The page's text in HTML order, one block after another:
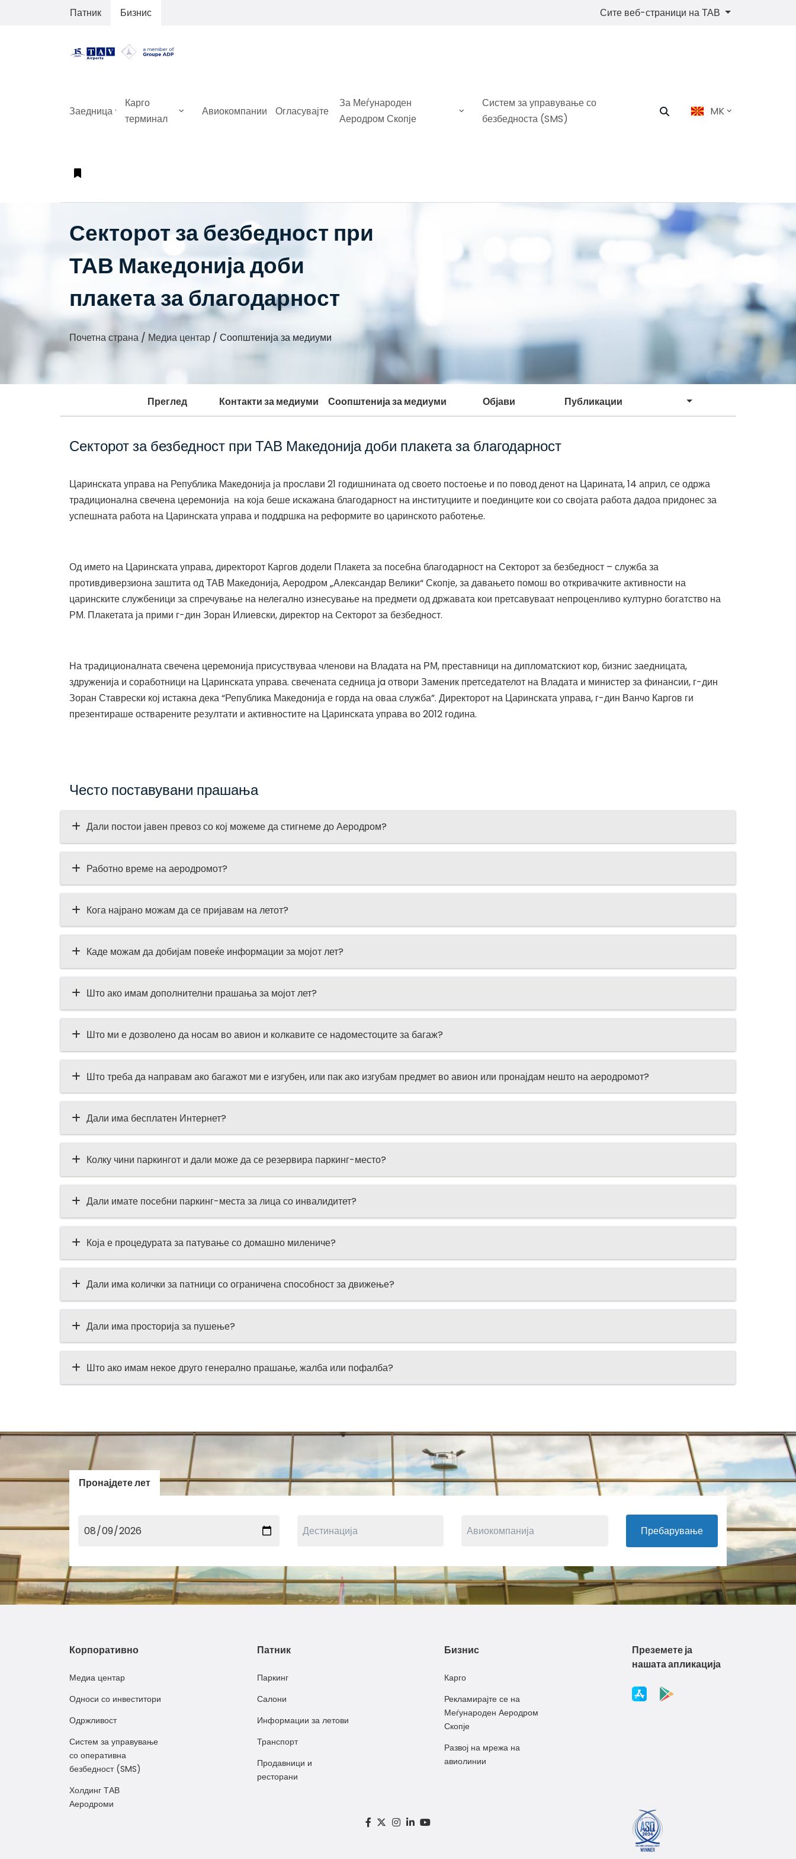
Патник Бизнис Сите веб-страници на ТАВ
Заедница
Карго
терминал
Авиокомпании Огласувајте
За Меѓународен
Аеродром Скопје
Систем за управување со
безбедноста (SMS)
MK
Секторот за безбедност при
ТАВ Македонија доби
плакета за благодарност
Почетна страна / Медиа центар / Соопштенија за медиуми
Преглед Контакти за медиуми Соопштенија за медиуми Објави Публикации
Секторот за безбедност при ТАВ Македонија доби плакета за благодарност
Царинската управа на Република Македонија ја прослави 21 годишнината од своето постоење и по повод денот на Царината, 14 април, се одржа
традиционална свечена церемонија на која беше искажана благодарност на институциите и поединците кои со својата работа дадоа придонес за
успешната работа на Царинската управа и поддршка на реформите во царинското работење.
Од името на Царинската управа, директорот Каргов додели Плакета за посебна благодарност на Секторот за безбедност – служба за
противдиверзиона заштита од ТАВ Македонија, Аеродром „Александар Велики“ Скопје, за давањето помош во откривачките активности на
царинските службеници за спречување на нелегално изнесување на предмети од државата кои претсавуваат непроценливо културно богатство на
РМ. Плакетата ја прими г-дин Зоран Илиевски, директор на Секторот за безбедност.
На традиционалната свечена церемонија присуствуваа членови на Владата на РМ, преставници на дипломатскиот кор, бизнис заедницата,
здруженија и соработници на Царинската управа. свечената седница ja отвори Заменик претседателот на Владата и министер за финансии, г-дин
Зоран Ставрески кој истакна дека “Република Македонија е горда на оваа служба”. Директорот на Царинската управа, г-дин Ванчо Каргов ги
презентираше остварените резултати и активностите на Царинската управа во 2012 година.
Често поставувани прашања
Дали постои јавен превоз со кој можеме да стигнеме до Аеродром?
Работно време на аеродромот?
Кога најрано можам да се пријавам на летот?
Каде можам да добијам повеќе информации за мојот лет?
Што ако имам дополнителни прашања за мојот лет?
Што ми е дозволено да носам во авион и колкавите се надоместоците за багаж?
Што треба да направам ако багажот ми е изгубен, или пак ако изгубам предмет во авион или пронајдам нешто на аеродромот?
Дали има бесплатен Интернет?
Колку чини паркингот и дали може да се резервира паркинг-место?
Дали имате посебни паркинг-места за лица со инвалидитет?
Која е процедурата за патување со домашно милениче?
Дали има колички за патници со ограничена способност за движење?
Дали има просторија за пушење?
Што ако имам некое друго генерално прашање, жалба или пофалба?
Пронајдете лет
Пребарување
Корпоративно
Медиа центар
Односи со инвеститори
Одржливост
Систем за управување
со оперативна
безбедност (SMS)
Холдинг ТАВ
Аеродроми
Патник
Паркинг
Салони
Информации за летови
Транспорт
Продавници и
ресторани
Бизнис
Карго
Рекламирајте се на
Меѓународен Аеродром
Скопје
Развој на мрежа на
авиолинии
Преземете ја
нашата апликација